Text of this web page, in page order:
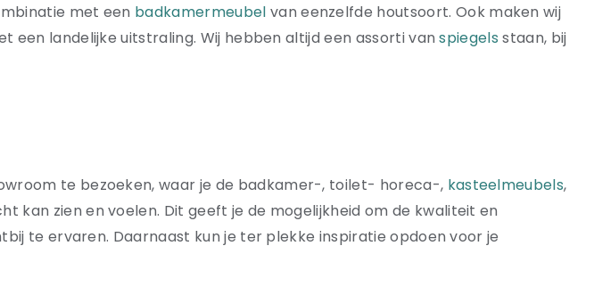
met een badkamermeubel van eenzelfde houtsoort. Ook maken wij
een landelijke uitstraling. Wij hebben altijd een assorti vanspiegels staan, bij
te bezoeken, waar je de badkamer-, toilet- horeca-, kasteelmeubels,
kan zien en voelen. Dit geeft je de mogelijkheid om de kwaliteit en
te ervaren. Daarnaast kun je ter plekke inspiratie opdoen voor je